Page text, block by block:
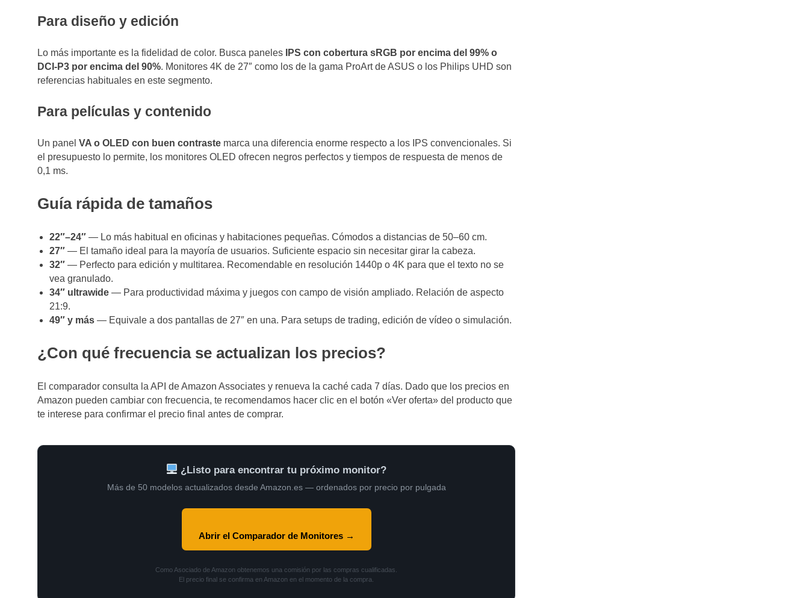
Para diseño y edición
Lo más importante es la fidelidad de color. Busca paneles
IPS con cobertura sRGB por encima del 99% o
DCI-P3 por encima del 90%. Monitores 4K de 27″ como los de la gama ProArt de ASUS o los Philips UHD son
referencias habituales en este segmento.
Para películas y contenido
Un panel VA o OLED con buen contraste marca una diferencia enorme respecto a los IPS convencionales. Si
el presupuesto lo permite, los monitores OLED ofrecen negros perfectos y tiempos de respuesta de menos de
0,1 ms.
Guía rápida de tamaños
22″–24″— Lo más habitual en oficinas y habitaciones pequeñas. Cómodos a distancias de 50–60 cm.
27″— El tamaño ideal para la mayoría de usuarios. Suficiente espacio sin necesitar girar la cabeza.
32″— Perfecto para edición y multitarea. Recomendable en resolución 1440p o 4K para que el texto no se
vea granulado.
34″ ultrawide— Para productividad máxima y juegos con campo de visión ampliado. Relación de aspecto
21:9.
49″ y más— Equivale a dos pantallas de 27″ en una. Para setups de trading, edición de vídeo o simulación.
¿Con qué frecuencia se actualizan los precios?
El comparador consulta la API de Amazon Associates y renueva la caché cada 7 días. Dado que los precios en
Amazon pueden cambiar con frecuencia, te recomendamos hacer clic en el botón «Ver oferta» del producto que
te interese para confirmar el precio final antes de comprar.
¿Listo para encontrar tu próximo monitor?
Más de 50 modelos actualizados desde Amazon.es — ordenados por precio por pulgada
Abrir el Comparador de Monitores →
Como Asociado de Amazon obtenemos una comisión por las compras cualificadas.
El precio final se confirma en Amazon en el momento de la compra.